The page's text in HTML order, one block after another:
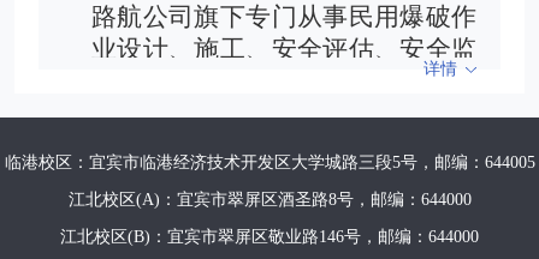
路航公司旗下专门从事民用爆破作
业设计、施工、安全评估、安全监
拥有爆破作
业一级资质，是四川省属重点国有
会长单位、成都市危险物品公共安
全协会理事单位、四川省凉山州民
用爆破器材协会副理事长单位。
详情
临港校区：宜宾市临港经济技术开发区大学城路三段5号，邮编：644005
江北校区(A)：宜宾市翠屏区酒圣路8号，邮编：644000
江北校区(B)：宜宾市翠屏区敬业路146号，邮编：644000